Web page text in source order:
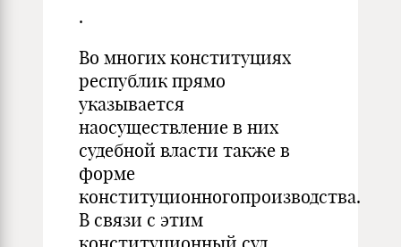
.
Во многих конституциях
республик прямо
указывается
наосуществление в них
судебной власти также в
форме
конституционногопроизводства.
В связи с этим